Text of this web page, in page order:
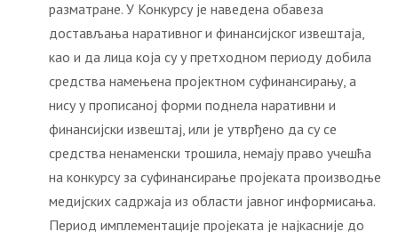
разматране. У Конкурсу је наведена обавеза
достављања наративног и финансијског извештаја,
као и да лица која су у претходном периоду добила
средства намењена пројектном суфинансирању, а
нису у прописаној форми поднела наративни и
финансијски извештај, или је утврђено да су се
средства ненаменски трошила, немају право учешћа
на конкурсу за суфинансирање пројеката производње
медијских садржаја из области јавног информисања.
Период имплементације пројеката је најкасније до